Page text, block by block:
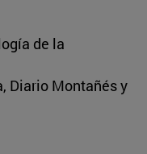
de la
Diario Montañés y